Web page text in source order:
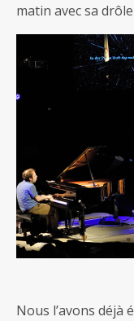
matin avec sa
Nous l’avons déjà